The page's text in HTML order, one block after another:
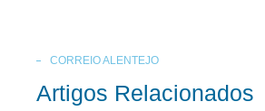
CORREIO ALENTEJO
Artigos Relacionados